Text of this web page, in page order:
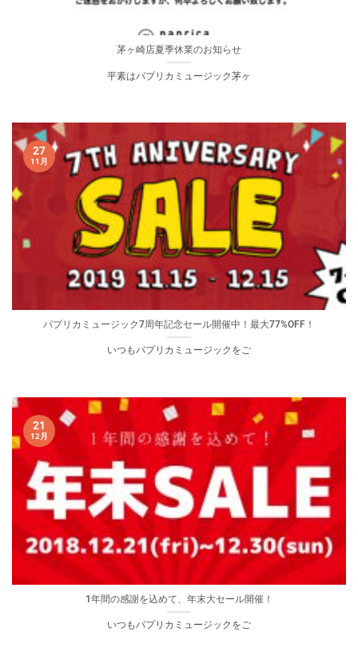
茅ヶ崎店夏季休業のお知らせ
平素はパプリカミュージック茅ヶ
パプリカミュージック7周年記念セール開催中！最大77%OFF！
いつもパプリカミュージックをご
27
11月
1年間の感謝を込めて、年末大セール開催！
いつもパプリカミュージックをご
21
12月